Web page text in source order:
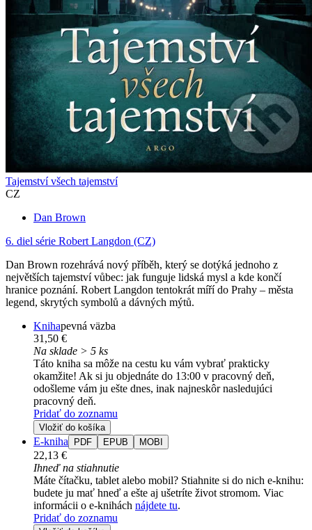
Tajemství všech tajemství
CZ
Dan Brown
6. diel série Robert Langdon (CZ)
Dan Brown rozehrává nový příběh, který se dotýká jednoho z
největších tajemství vůbec: jak funguje lidská mysl a kde končí
hranice poznání. Robert Langdon tentokrát míří do Prahy – města
legend, skrytých symbolů a dávných mýtů.
Knihapevná väzba
31,50 €
Na sklade > 5 ks
Táto kniha sa môže na cestu ku vám vybrať prakticky
okamžite! Ak si ju objednáte do 13:00 v pracovný deň,
odošleme vám ju ešte dnes, inak najneskôr nasledujúci
pracovný deň.
Pridať do zoznamu
Vložiť do košíka
E-kniha PDF EPUB MOBI
22,13 €
Ihneď na stiahnutie
Máte čítačku, tablet alebo mobil? Stiahnite si do nich e-knihu:
budete ju mať hneď a ešte aj ušetríte život stromom. Viac
informácii o e-knihách nájdete tu.
Pridať do zoznamu